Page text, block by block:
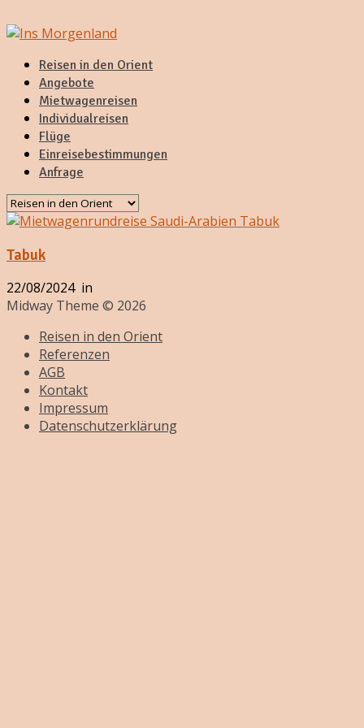
Reisen in den Orient
Angebote
Mietwagenreisen
Individualreisen
Flüge
Einreisebestimmungen
Anfrage
Tabuk
22/08/2024in
Midway Theme © 2026
Reisen in den Orient
Referenzen
AGB
Kontakt
Impressum
Datenschutzerklärung